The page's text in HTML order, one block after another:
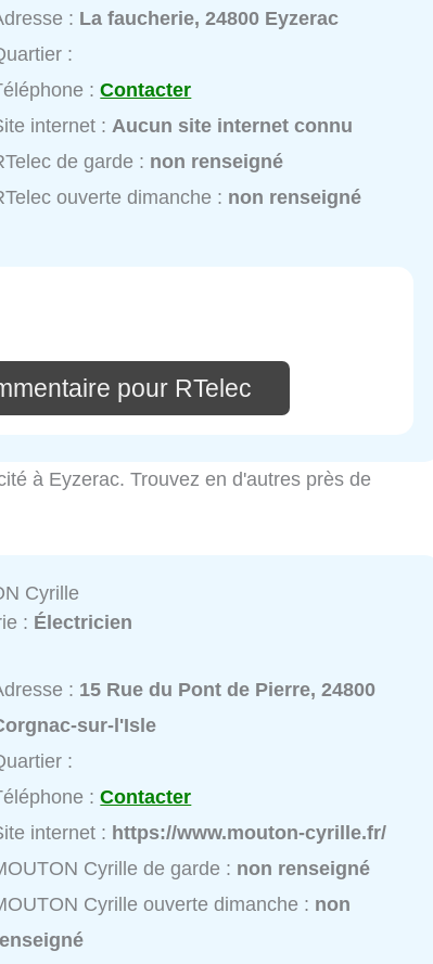
: La faucherie, 24800 Eyzerac
:
:Contacter
internet :Aucun site internet connu
de garde : non renseigné
ouverte dimanche : non renseigné
pour RTelec
à Eyzerac. Trouvez en d'autres près de
Cyrille
: Électricien
: 15 Rue du Pont de Pierre, 24800
sur-l'Isle
:
:Contacter
internet : https://www.mouton-cyrille.fr/
Cyrille de garde : non renseigné
Cyrille ouverte dimanche : non